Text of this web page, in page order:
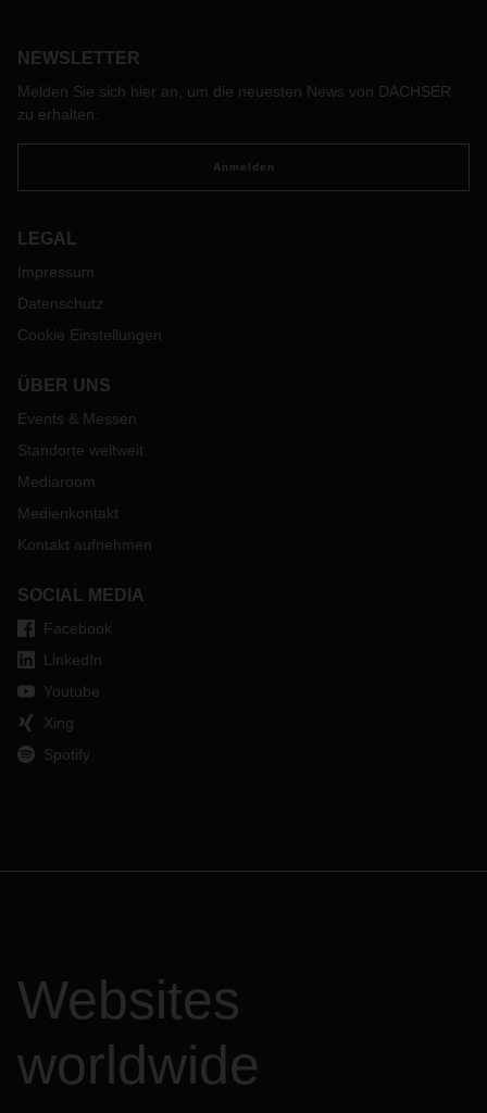
NEWSLETTER
Melden Sie sich hier an, um die neuesten News von DACHSER
zu erhalten.
Anmelden
LEGAL
Impressum
Datenschutz
Cookie Einstellungen
ÜBER UNS
Events & Messen
Standorte weltweit
Mediaroom
Medienkontakt
Kontakt aufnehmen
SOCIAL MEDIA
Facebook
LinkedIn
Youtube
Xing
Spotify
Websites
worldwide